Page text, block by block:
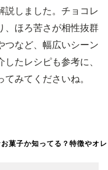
説しました。チョコレ
、ほろ苦さが相性抜群
つなど、幅広いシーン
たレシピも参考に、
みてくださいね。
菓子か知ってる？特徴やオ